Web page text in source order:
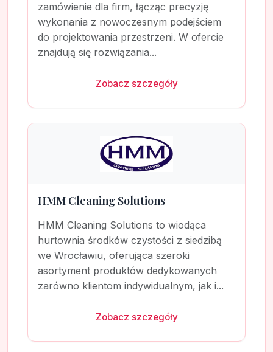
zamówienie dla firm, łącząc precyzję
wykonania z nowoczesnym podejściem
do projektowania przestrzeni. W ofercie
znajdują się rozwiązania...
Zobacz szczegóły
HMM Cleaning Solutions
HMM Cleaning Solutions to wiodąca
hurtownia środków czystości z siedzibą
we Wrocławiu, oferująca szeroki
asortyment produktów dedykowanych
zarówno klientom indywidualnym, jak i...
Zobacz szczegóły